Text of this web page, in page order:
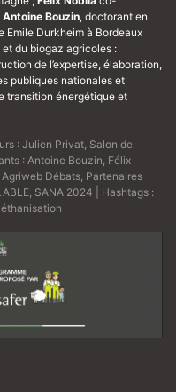
Antoine Bouzin, doctorant en
Durkheim à Bordeaux
du biogaz agricoles :
de l’expertise, élaboration,
publiques nationales et
transition énergétique et
: Julien Privat Salon de
: Antoine Bouzin Félix
Agriweb Débats Partenaires
SANA 2024 | Hashtags :